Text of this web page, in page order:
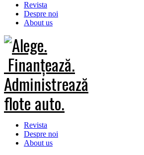
Revista
Despre noi
About us
Revista
Despre noi
About us